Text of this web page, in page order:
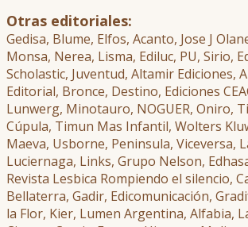
Otras editoriales:
Gedisa, Blume, Elfos, Acanto, Jose J
Monsa, Nerea, Lisma, Ediluc, PU, Sirio,
Scholastic, Juventud, Altamir Ediciones,
Editorial, Bronce, Destino, Ediciones
Lunwerg, Minotauro, NOGUER, Oniro,
Cúpula, Timun Mas Infantil, Wolters
Maeva, Usborne, Peninsula, Viceversa,
Luciernaga, Links, Grupo Nelson,
Revista Lesbica Rompiendo el silencio,
Bellaterra, Gadir, Edicomunicación,
la Flor, Kier, Lumen Argentina, Alfabia,